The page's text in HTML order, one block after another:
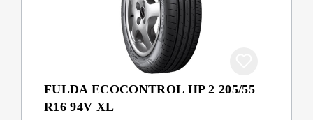
FULDA ECOCONTROL HP 2 205/55
R16 94V XL